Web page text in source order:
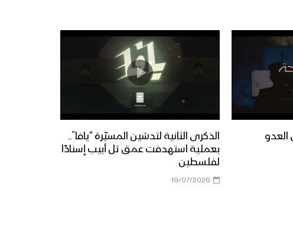
العدو
الذكرى الثانية لتدشين المسيّرة “يافا”..
بعملية استهدفت عمق تل أبيب إسنادًا
لفلسطين
19/07/2026